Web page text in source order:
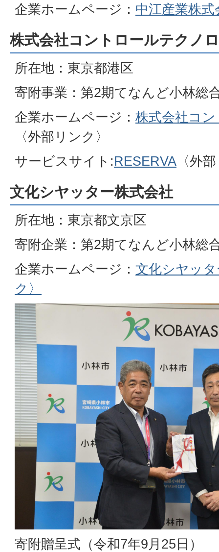
企業ホームページ： 中江産業株式
株式会社コントロールテクノ
所在地：東京都港区
寄附事業：第2期てなんど小林総
企業ホームページ： 株式会社コ
〈外部リンク〉
サービスサイト:RESERVA 〈外
文化シヤッター株式会社
所在地：東京都文京区
寄附企業：第2期てなんど小林総
企業ホームページ： 文化シヤッ
ク〉
寄附贈呈式（令和7年9月25日）